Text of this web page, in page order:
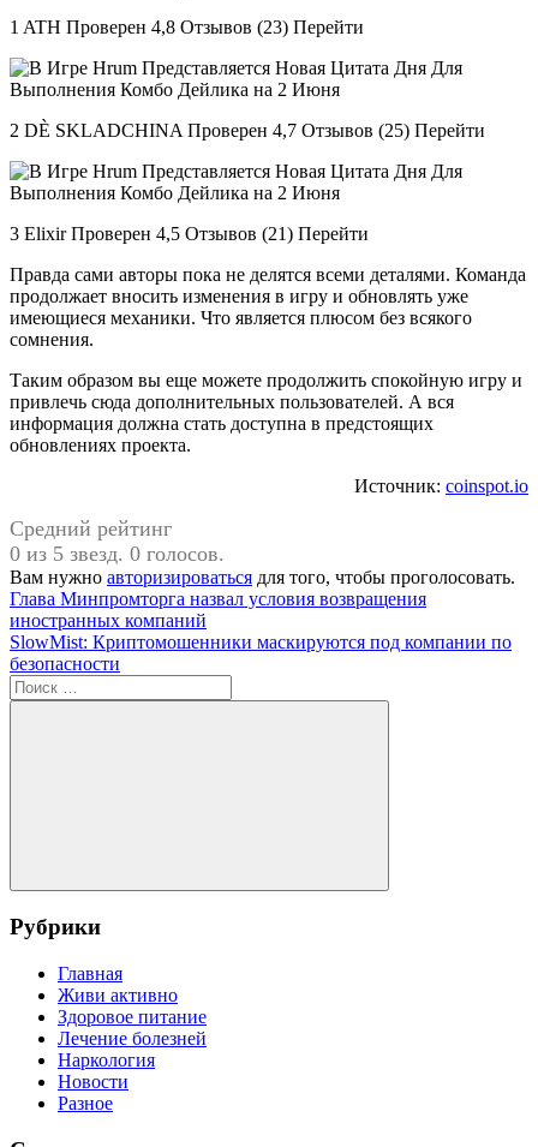
1 ATH Проверен 4,8 Отзывов (23) Перейти
2 DÈ SKLADCHINA Проверен 4,7 Отзывов (25) Перейти
3 Elixir Проверен 4,5 Отзывов (21) Перейти
Правда сами авторы пока не делятся всеми деталями. Команда
продолжает вносить изменения в игру и обновлять уже
имеющиеся механики. Что является плюсом без всякого
сомнения.
Таким образом вы еще можете продолжить спокойную игру и
привлечь сюда дополнительных пользователей. А вся
информация должна стать доступна в предстоящих
обновлениях проекта.
Источник: coinspot.io
Средний рейтинг
0 из 5 звезд. 0 голосов.
Вам нужно авторизироваться для того, чтобы проголосовать.
Навигация
по
записям
Предыдущая
запись:
Глава Минпромторга назвал условия возвращения
иностранных компаний
Следующая
запись:
SlowMist: Криптомошенники маскируются под компании по
безопасности
Поиск
для:
Поиск
Рубрики
Главная
Живи активно
Здоровое питание
Лечение болезней
Наркология
Новости
Разное